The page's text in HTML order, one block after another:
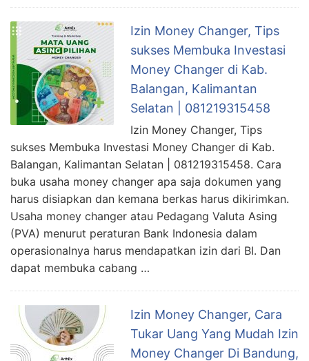
Izin Money Changer, Tips
sukses Membuka Investasi
Money Changer di Kab.
Balangan, Kalimantan
Selatan | 081219315458
Izin Money Changer, Tips
sukses Membuka Investasi Money Changer di Kab.
Balangan, Kalimantan Selatan | 081219315458. Cara
buka usaha money changer apa saja dokumen yang
harus disiapkan dan kemana berkas harus dikirimkan.
Usaha money changer atau Pedagang Valuta Asing
(PVA) menurut peraturan Bank Indonesia dalam
operasionalnya harus mendapatkan izin dari BI. Dan
dapat membuka cabang …
Izin Money Changer, Cara
Tukar Uang Yang Mudah Izin
Money Changer Di Bandung,